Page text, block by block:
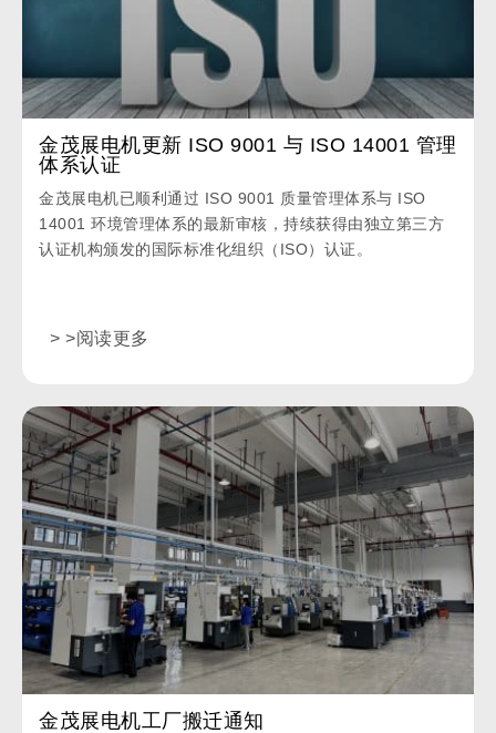
金茂展电机更新 ISO 9001 与 ISO 14001 管理
体系认证
金茂展电机已顺利通过 ISO 9001 质量管理体系与 ISO
14001 环境管理体系的最新审核，持续获得由独立第三方
认证机构颁发的国际标准化组织（ISO）认证。
> >阅读更多
金茂展电机工厂搬迁通知